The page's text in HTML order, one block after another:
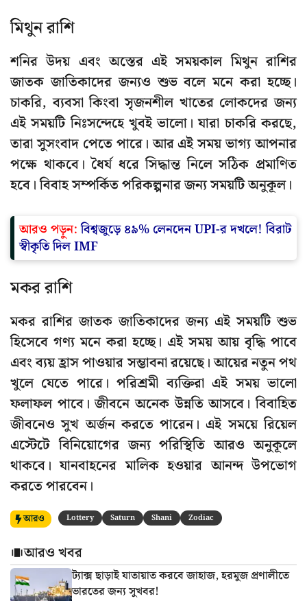
মিথুন রাশি
শনির উদয় এবং অস্তের এই সময়কাল মিথুন রাশির
জাতক জাতিকাদের জন্যও শুভ বলে মনে করা হচ্ছে।
চাকরি, ব্যবসা কিংবা সৃজনশীল খাতের লোকদের জন্য
এই সময়টি নিঃসন্দেহে খুবই ভালো। যারা চাকরি করছে,
তারা সুসংবাদ পেতে পারে। আর এই সময় ভাগ্য আপনার
পক্ষে থাকবে। ধৈর্য ধরে সিদ্ধান্ত নিলে সঠিক প্রমাণিত
হবে। বিবাহ সম্পর্কিত পরিকল্পনার জন্য সময়টি অনুকূল।
আরও পড়ুন:বিশ্বজুড়ে ৪৯% লেনদেন UPI-র দখলে! বিরাট
স্বীকৃতি দিল IMF
মকর রাশি
মকর রাশির জাতক জাতিকাদের জন্য এই সময়টি শুভ
হিসেবে গণ্য মনে করা হচ্ছে। এই সময় আয় বৃদ্ধি পাবে
এবং ব্যয় হ্রাস পাওয়ার সম্ভাবনা রয়েছে। আয়ের নতুন পথ
খুলে যেতে পারে। পরিশ্রমী ব্যক্তিরা এই সময় ভালো
ফলাফল পাবে। জীবনে অনেক উন্নতি আসবে। বিবাহিত
জীবনেও সুখ অর্জন করতে পারেন। এই সময়ে রিয়েল
এস্টেটে বিনিয়োগের জন্য পরিস্থিতি আরও অনুকূলে
থাকবে। যানবাহনের মালিক হওয়ার আনন্দ উপভোগ
করতে পারবেন।
আরও Lottery Saturn Shani Zodiac
আরও খবর
ট্যাক্স ছাড়াই যাতায়াত করবে জাহাজ, হরমুজ প্রণালীতে
ভারতের জন্য সুখবর!